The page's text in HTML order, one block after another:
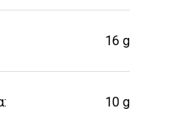
16 g
10 g